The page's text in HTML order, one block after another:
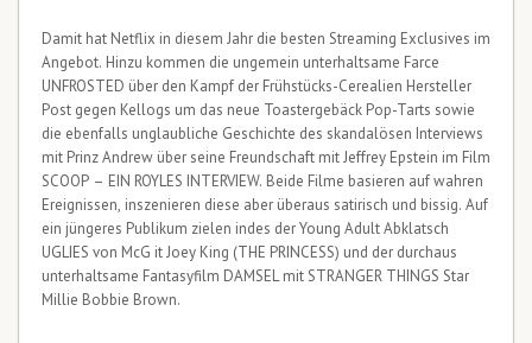
Damit hat Netflix in diesem Jahr die besten Streaming Exclusives im
Angebot. Hinzu kommen die ungemein unterhaltsame Farce
UNFROSTED über den Kampf der Frühstücks-Cerealien Hersteller
Post gegen Kellogs um das neue Toastergebäck Pop-Tarts sowie
die ebenfalls unglaubliche Geschichte des skandalösen Interviews
mit Prinz Andrew über seine Freundschaft mit Jeffrey Epstein im Film
SCOOP – EIN ROYLES INTERVIEW. Beide Filme basieren auf wahren
Ereignissen, inszenieren diese aber überaus satirisch und bissig. Auf
ein jüngeres Publikum zielen indes der Young Adult Abklatsch
UGLIES von McG it Joey King (THE PRINCESS) und der durchaus
unterhaltsame Fantasyfilm DAMSEL mit STRANGER THINGS Star
Millie Bobbie Brown.